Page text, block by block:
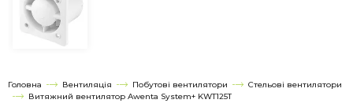
Головна Вентиляція Побутові вентилятори
Стельові вентилятори
Витяжний вентилятор Awenta System+ KWT125T